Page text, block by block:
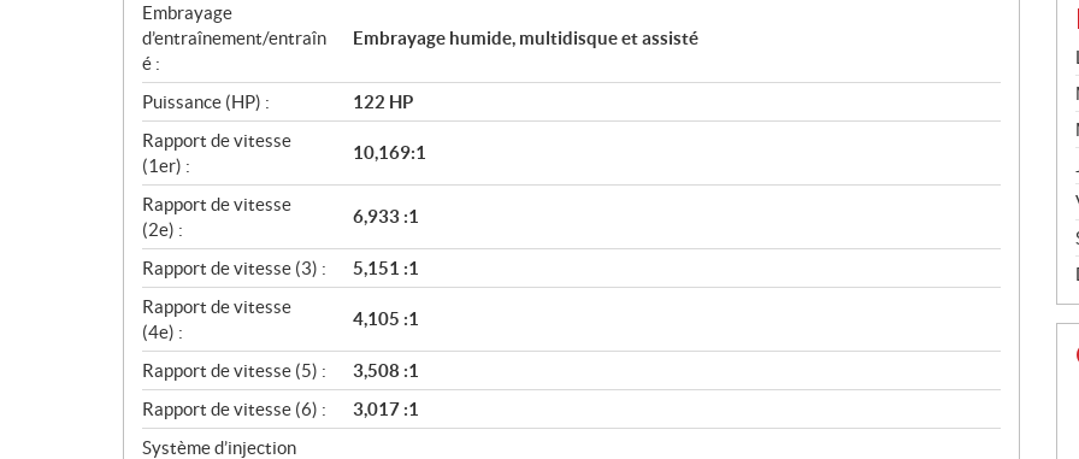
Embrayage
d’entraînement/entraîn
é :
Embrayage humide, multidisque et assisté
Puissance (HP) :
122 HP
Rapport de vitesse
(1er) :
10,169:1
Rapport de vitesse
(2e) :
6,933 :1
Rapport de vitesse (3) :
5,151 :1
Rapport de vitesse
(4e) :
4,105 :1
Rapport de vitesse (5) :
3,508 :1
Rapport de vitesse (6) :
3,017 :1
Système d’injection